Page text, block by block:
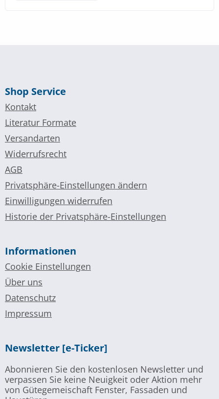
Shop Service
Kontakt
Literatur Formate
Versandarten
Widerrufsrecht
AGB
Privatsphäre-Einstellungen ändern
Einwilligungen widerrufen
Historie der Privatsphäre-Einstellungen
Informationen
Cookie Einstellungen
Über uns
Datenschutz
Impressum
Newsletter [e-Ticker]
Abonnieren Sie den kostenlosen Newsletter und
verpassen Sie keine Neuigkeit oder Aktion mehr
von Gütegemeischaft Fenster, Fassaden und